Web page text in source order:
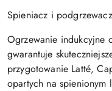
Spieniacz i
Ogrzewanie indukcyjne
gwarantuje
przygotowanie Latté,
opartych na spienionym